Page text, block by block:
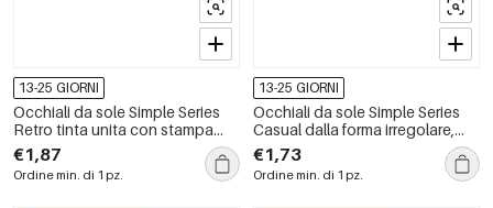
13-25 GIORNI
Occhiali da sole Simple Series
Retro tinta unita con stampa
leopardata e colori misti
€1,87
Ordine min. di 1 pz.
13-25 GIORNI
Occhiali da sole Simple Series
Casual dalla forma irregolare,
tinta unita e colori misti
€1,73
Ordine min. di 1 pz.